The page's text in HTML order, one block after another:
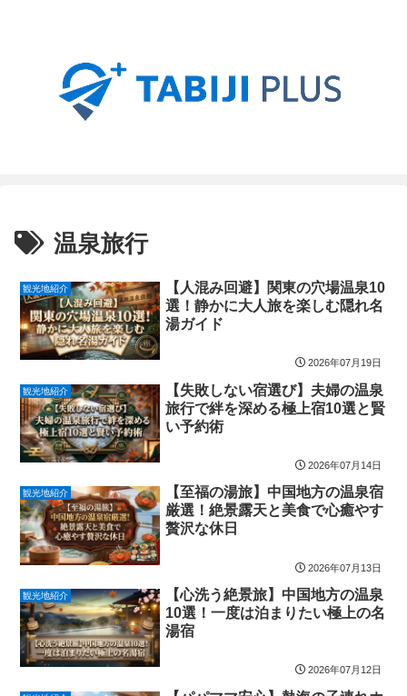
温泉旅行
観光地紹介
【人混み回避】関東の穴場温泉10
選！静かに大人旅を楽しむ隠れ名
湯ガイド
2026年07月19日
観光地紹介
【失敗しない宿選び】夫婦の温泉
旅行で絆を深める極上宿10選と賢
い予約術
2026年07月14日
観光地紹介
【至福の湯旅】中国地方の温泉宿
厳選！絶景露天と美食で心癒やす
贅沢な休日
2026年07月13日
観光地紹介
【心洗う絶景旅】中国地方の温泉
10選！一度は泊まりたい極上の名
湯宿
2026年07月12日